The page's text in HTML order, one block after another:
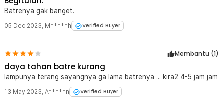
Batrenya gak banget.
05 Dec 2023, M*****h Verified Buyer
Membantu (1)
daya tahan batre kurang
lampunya terang sayangnya ga lama batrenya ... kira2 4-5 jam jam
13 May 2023, A*****n Verified Buyer